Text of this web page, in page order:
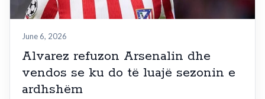
June 6, 2026
Alvarez refuzon Arsenalin dhe
vendos se ku do të luajë sezonin e
ardhshëm